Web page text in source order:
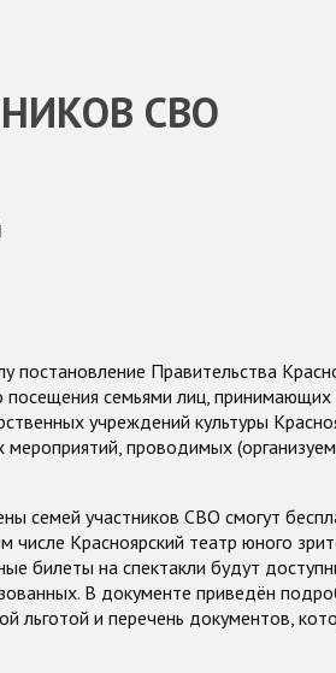
СВО
постановление Правительства
семьями лиц, принимающих
учреждений культуры
проводимых
семей участников СВО смогут
числе Красноярский театр юного
билеты на спектакли будут
В документе приведён
льготой и перечень документов,